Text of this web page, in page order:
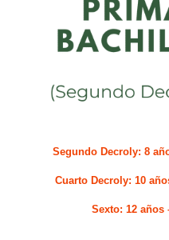
Segundo Decroly: 8
Cuarto Decroly: 10
Sexto: 12